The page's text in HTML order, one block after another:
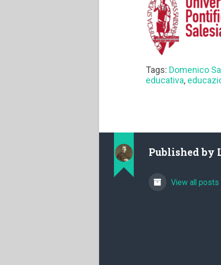
Tags: Domenico
educativa,
Published by
View all